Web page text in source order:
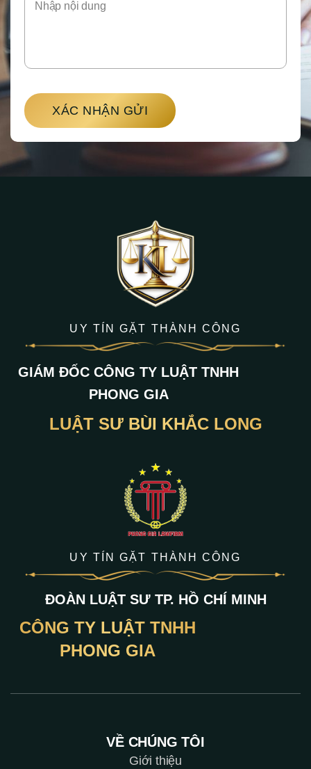
XÁC NHẬN GỬI
UY TÍN GẶT THÀNH CÔNG
GIÁM ĐỐC CÔNG TY LUẬT TNHH
PHONG GIA
LUẬT SƯ BÙI KHẮC LONG
UY TÍN GẶT THÀNH CÔNG
ĐOÀN LUẬT SƯ TP. HỒ CHÍ MINH
CÔNG TY LUẬT TNHH
PHONG GIA
VỀ CHÚNG TÔI
Giới thiệu